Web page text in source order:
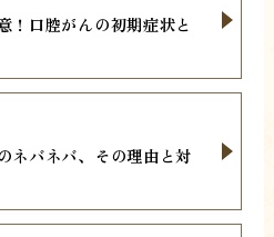
！口腔がんの初期症状と
ネバネバ、その理由と対